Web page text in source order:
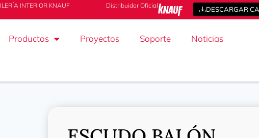
INTERIOR KNAUF Distribuidor Oficial DESCARGAR
Productos Proyectos Soporte Noticias